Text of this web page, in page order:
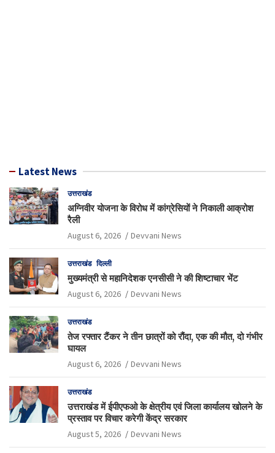
Latest News
उत्तराखंड
अग्निवीर योजना के विरोध में कांग्रेसियों ने निकाली आक्रोश
रैली
August 6, 2026 Devvani News
उत्तराखंड दिल्ली
मुख्यमंत्री से महानिदेशक एनसीसी ने की शिष्टाचार भेंट
August 6, 2026 Devvani News
उत्तराखंड
तेज रफ्तार टैंकर ने तीन छात्रों को रौंदा, एक की मौत, दो गंभीर
घायल
August 6, 2026 Devvani News
उत्तराखंड
उत्तराखंड में ईपीएफओ के क्षेत्रीय एवं जिला कार्यालय खोलने के
प्रस्ताव पर विचार करेगी केंद्र सरकार
August 5, 2026 Devvani News